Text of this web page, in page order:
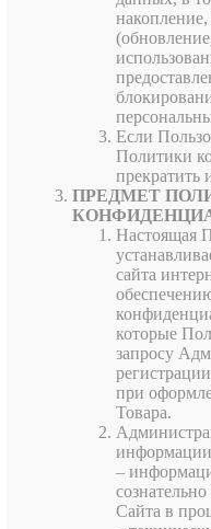
Если
Политики
прекратить
ПРЕДМЕТ
Настоящая
сайта
которые
запросу
при
Товара.
информации
–
Сайта в